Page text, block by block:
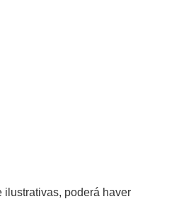
ilustrativas, poderá haver